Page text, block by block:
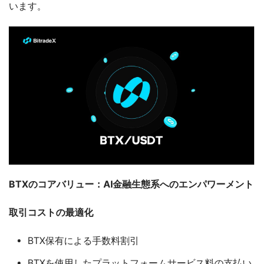
います。
BTXのコアバリュー：AI金融生態系へのエンパワーメント
取引コストの最適化
BTX保有による手数料割引